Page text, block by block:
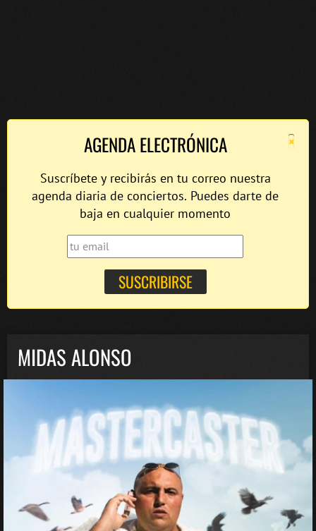
×
AGENDA ELECTRÓNICA
Suscríbete y recibirás en tu correo nuestra
agenda diaria de conciertos. Puedes darte de
baja en cualquier momento
MIDAS ALONSO